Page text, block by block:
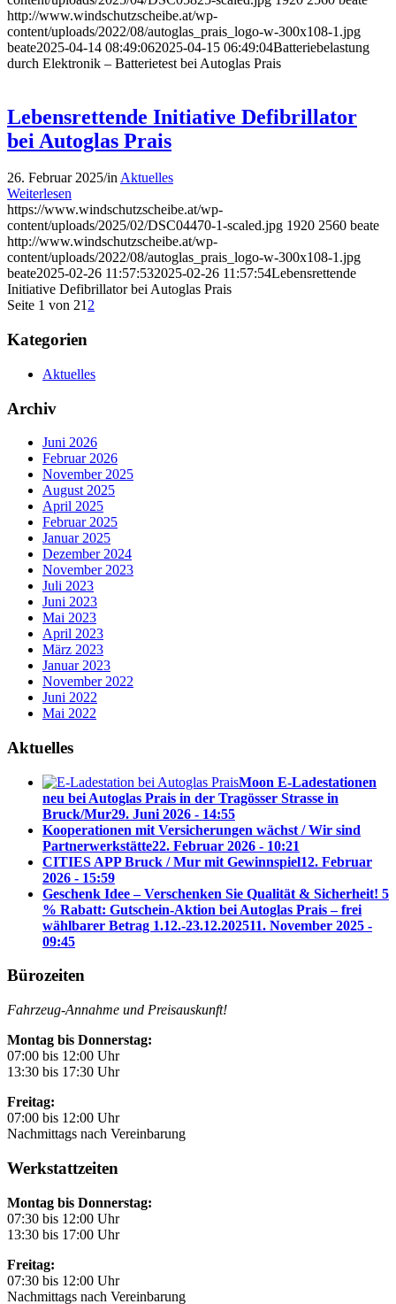
http://www.windschutzscheibe.at/wp-
content/uploads/2022/08/autoglas_prais_logo-w-300x108-1.jpg
beate2025-04-14 08:49:062025-04-15 06:49:04Batteriebelastung
durch Elektronik – Batterietest bei Autoglas Prais
Lebensrettende Initiative Defibrillator
bei Autoglas Prais
26. Februar 2025/inAktuelles
Weiterlesen
https://www.windschutzscheibe.at/wp-
content/uploads/2025/02/DSC04470-1-scaled.jpg 1920 2560 beate
http://www.windschutzscheibe.at/wp-
content/uploads/2022/08/autoglas_prais_logo-w-300x108-1.jpg
beate2025-02-26 11:57:532025-02-26 11:57:54Lebensrettende
Initiative Defibrillator bei Autoglas Prais
Seite 1 von 212
Kategorien
Aktuelles
Archiv
Juni 2026
Februar 2026
November 2025
August 2025
April 2025
Februar 2025
Januar 2025
Dezember 2024
November 2023
Juli 2023
Juni 2023
Mai 2023
April 2023
März 2023
Januar 2023
November 2022
Juni 2022
Mai 2022
Aktuelles
Moon E-Ladestationen
neu bei Autoglas Prais in der Tragösser Strasse in
Bruck/Mur29. Juni 2026 - 14:55
Kooperationen mit Versicherungen wächst / Wir sind
Partnerwerkstätte22. Februar 2026 - 10:21
CITIES APP Bruck / Mur mit Gewinnspiel12. Februar
2026 - 15:59
Geschenk Idee – Verschenken Sie Qualität & Sicherheit! 5
% Rabatt: Gutschein-Aktion bei Autoglas Prais – frei
wählbarer Betrag 1.12.-23.12.202511. November 2025 -
09:45
Bürozeiten
Fahrzeug-Annahme und Preisauskunft!
Montag bis Donnerstag:
07:00 bis 12:00 Uhr
13:30 bis 17:30 Uhr
Freitag:
07:00 bis 12:00 Uhr
Nachmittags nach Vereinbarung
Werkstattzeiten
Montag bis Donnerstag:
07:30 bis 12:00 Uhr
13:30 bis 17:00 Uhr
Freitag:
07:30 bis 12:00 Uhr
Nachmittags nach Vereinbarung